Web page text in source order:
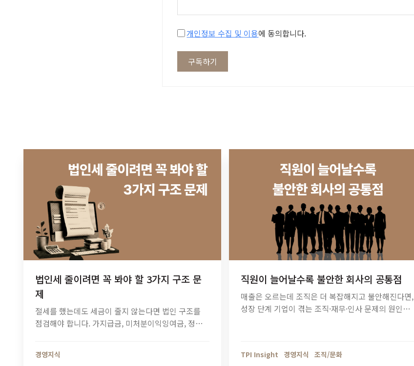
개인정보 수집 및 이용에 동의합니다.
구독하기
법인세 줄이려면 꼭 봐야 할 3가지 구조 문
제
절세를 했는데도 세금이 줄지 않는다면 법인 구조를
점검해야 합니다. 가지급금, 미처분이익잉여금, 정관
경영지식
직원이 늘어날수록 불안한 회사의 공통점
매출은 오르는데 조직은 더 복잡해지고 불안해진다면,
성장 단계 기업이 겪는 조직·재무·인사 문제의 원인을
TPI Insight 경영지식 조직/문화